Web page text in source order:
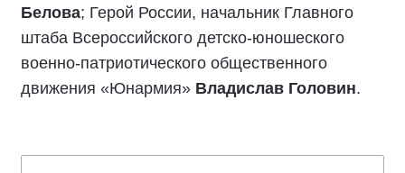
Белова; Герой России, начальник Главного
штаба Всероссийского детско-юношеского
военно-патриотического общественного
движения «Юнармия» Владислав Головин.